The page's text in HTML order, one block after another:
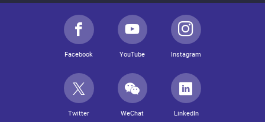
Facebook YouTube Instagram
Twitter WeChat LinkedIn